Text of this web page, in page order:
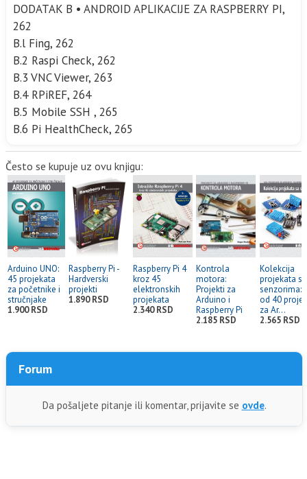
DODATAK B • ANDROID APLIKACIJE ZA RASPBERRY PI,
262
B.l Fing, 262
B.2 Raspi Check, 262
B.3 VNC Viewer, 263
B.4 RPiREF, 264
B.5 Mobile SSH , 265
B.6 Pi HealthCheck, 265
Često se kupuje uz ovu knjigu:
Arduino UNO:
45 projekata
za početnike i
stručnjake
1.900 RSD
Raspberry Pi -
Hardverski
projekti
1.890 RSD
Raspberry Pi 4
kroz 45
elektronskih
projekata
2.340 RSD
Kontrola
motora:
Projekti za
Arduino i
Raspberry Pi
2.185 RSD
Kolekcija
projekata sa
senzorima:
od 40
za Ar...
2.565 RSD
Forum
Da pošaljete pitanje ili komentar, prijavite se ovde.